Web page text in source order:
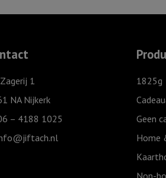
1
NA Nijkerk
– 4188 1025
1825g
Geen
Home
Non-